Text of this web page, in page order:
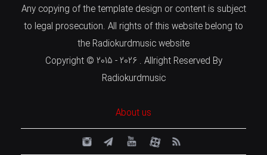
Any copying of the template design or content is subject
to legal prosecution. All rights of this website belong to
the Radiokurdmusic website
Copyright © 2015 - 2026 . Allright Reserved By
Radiokurdmusic
About us